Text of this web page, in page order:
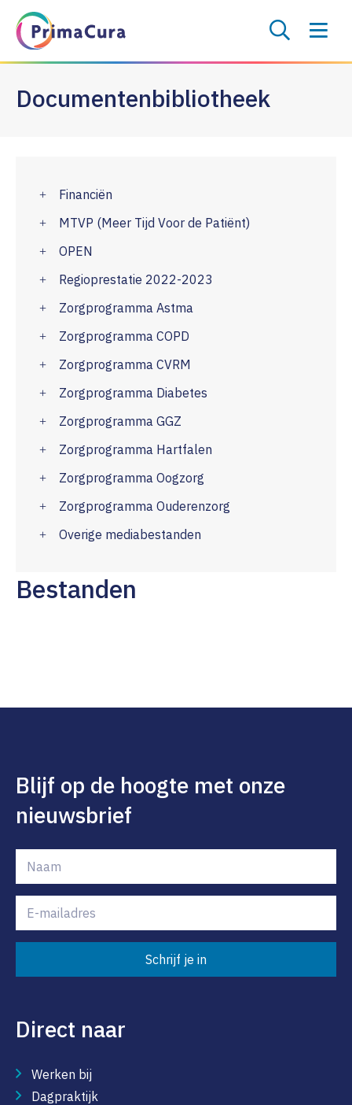
Documentenbibliotheek
Financiën
MTVP (Meer Tijd Voor de Patiënt)
OPEN
Regioprestatie 2022-2023
Zorgprogramma Astma
Zorgprogramma COPD
Zorgprogramma CVRM
Zorgprogramma Diabetes
Zorgprogramma GGZ
Zorgprogramma Hartfalen
Zorgprogramma Oogzorg
Zorgprogramma Ouderenzorg
Overige mediabestanden
Bestanden
Blijf op de hoogte met onze
nieuwsbrief
Schrijf je in
Direct naar
Werken bij
Dagpraktijk